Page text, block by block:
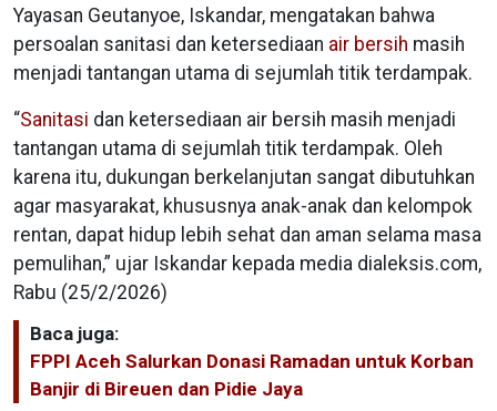
Yayasan Geutanyoe, Iskandar, mengatakan bahwa
persoalan sanitasi dan ketersediaan air bersih masih
menjadi tantangan utama di sejumlah titik terdampak.
“Sanitasi dan ketersediaan air bersih masih menjadi
tantangan utama di sejumlah titik terdampak. Oleh
karena itu, dukungan berkelanjutan sangat dibutuhkan
agar masyarakat, khususnya anak-anak dan kelompok
rentan, dapat hidup lebih sehat dan aman selama masa
pemulihan,” ujar Iskandar kepada media dialeksis.com,
Rabu (25/2/2026)
Baca juga:
FPPI Aceh Salurkan Donasi Ramadan untuk Korban
Banjir di Bireuen dan Pidie Jaya